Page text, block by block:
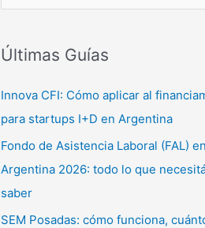
c
r
p
o
r
:
Últimas Guías
Innova CFI: Cómo aplicar al
para startups I+D en Argentina
Fondo de Asistencia Laboral (FAL) en
Argentina 2026: todo lo que
saber
SEM Posadas: cómo funciona,